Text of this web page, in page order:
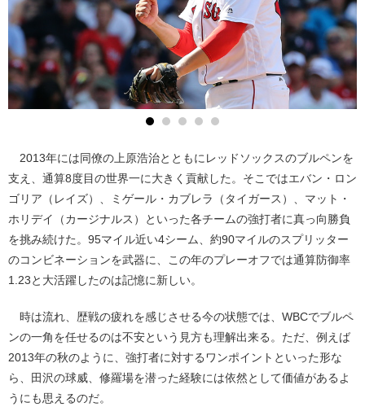
2013年には同僚の上原浩治とともにレッドソックスのブルペンを
支え、通算8度目の世界一に大きく貢献した。そこではエバン・ロン
ゴリア（レイズ）、ミゲール・カブレラ（タイガース）、マット・
ホリデイ（カージナルス）といった各チームの強打者に真っ向勝負
を挑み続けた。95マイル近い4シーム、約90マイルのスプリッター
のコンビネーションを武器に、この年のプレーオフでは通算防御率
1.23と大活躍したのは記憶に新しい。
時は流れ、歴戦の疲れを感じさせる今の状態では、WBCでブルペ
ンの一角を任せるのは不安という見方も理解出来る。ただ、例えば
2013年の秋のように、強打者に対するワンポイントといった形な
ら、田沢の球威、修羅場を潜った経験には依然として価値があるよ
うにも思えるのだ。